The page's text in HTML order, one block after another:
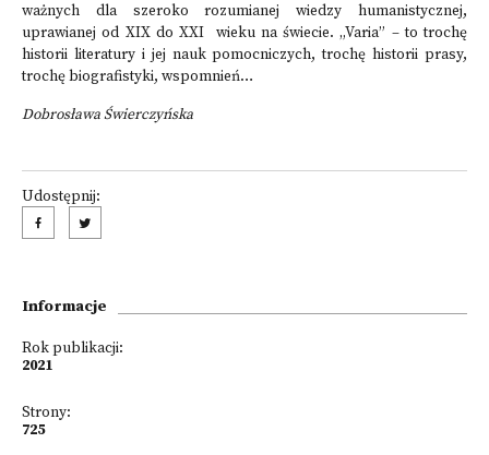
ważnych dla szeroko rozumianej wiedzy humanistycznej,
uprawianej od XIX do XXI wieku na świecie. „Varia” – to trochę
historii literatury i jej nauk pomocniczych, trochę historii prasy,
trochę biografistyki, wspomnień…
Dobrosława Świerczyńska
Udostępnij:
Informacje
Rok publikacji:
2021
Strony:
725